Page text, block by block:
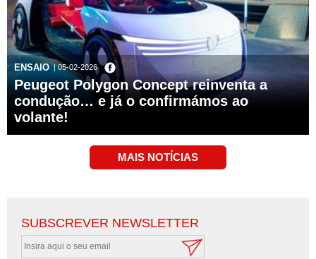
ENSAIO | 05-02-2026
Peugeot Polygon Concept reinventa a
condução… e já o confirmámos ao
volante!
SUBSCREVER NEWSLETTER